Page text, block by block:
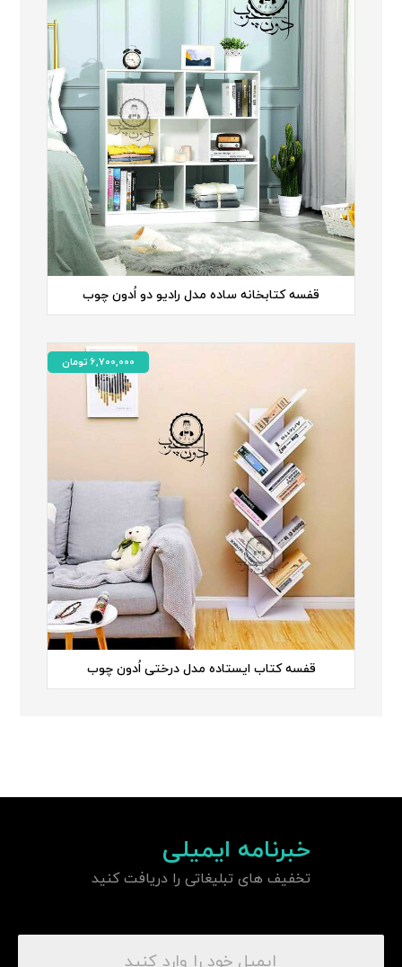
قفسه کتابخانه ساده مدل رادیو دو اُدون چوب
قفسه کتاب ایستاده مدل درختی اُدون چوب
6,700,000 تومان
خبرنامه ایمیلی
تخفیف های تبلیغاتی را دریافت کنید